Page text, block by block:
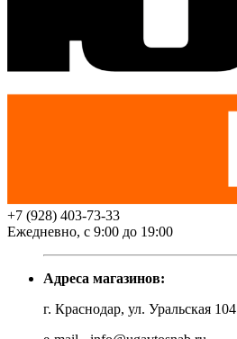
+7 (928) 403-73-33
Ежедневно, с 9:00 до 19:00
Адреса магазинов:
г. Краснодар, ул. Уральская 104